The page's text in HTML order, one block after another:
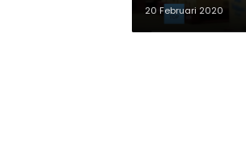
20 Februari 2020